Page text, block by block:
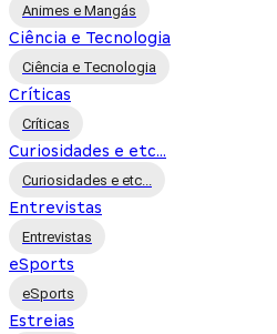
Animes e Mangás
Ciência e Tecnologia
Ciência e Tecnologia
Críticas
Críticas
Curiosidades e etc...
Curiosidades e etc...
Entrevistas
Entrevistas
eSports
eSports
Estreias